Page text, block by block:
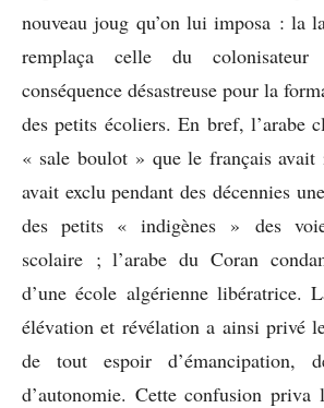
nouveau joug qu’on lui imposa : la
remplaça celle du
conséquence désastreuse pour la
des petits écoliers. En bref, l’arabe
« sale boulot » que le français
avait exclu pendant des décennies
des petits « indigènes » des
scolaire ; l’arabe du Coran
d’une école algérienne libératrice.
élévation et révélation a ainsi privé
de tout espoir d’émancipation,
d’autonomie. Cette confusion